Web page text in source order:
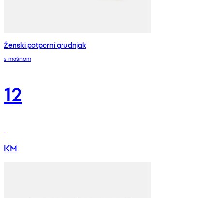
Ženski potporni grudnjak
s mašnom
12
KM